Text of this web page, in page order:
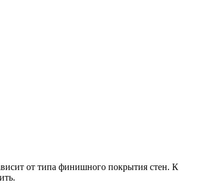
от типа финишного покрытия стен. К